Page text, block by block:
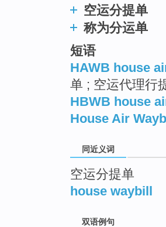
空运分提单
称为分运单
短语
HAWB house
单 ; 空运代理行
HBWB house
House Air
同近义词
空运分提单
house waybill
双语例句